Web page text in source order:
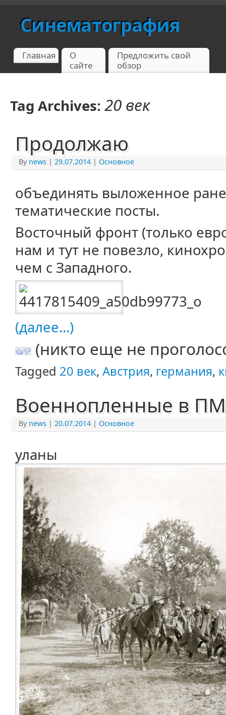
Синематография
Главная
О
сайте
Предложить свой
обзор
Tag Archives: 20 век
Продолжаю
By news | 29.07.2014 | Основное
объединять выложенное
тематические посты.
Восточный фронт (только
нам и тут не повезло,
чем с Западного.
(далее...)
(никто еще не
Tagged 20 век, Австрия, германия,
Военнопленные в
By news | 20.07.2014 | Основное
уланы